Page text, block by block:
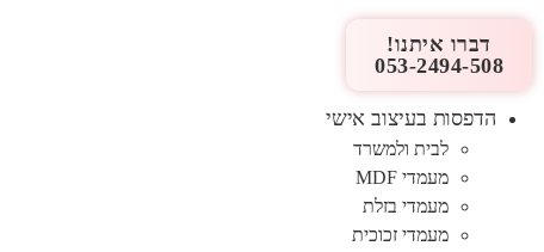
דברו איתנו!
053-2494-508
הדפסות בעיצוב אישי
לבית ולמשרד
מעמדי MDF
מעמדי בזלת
מעמדי זכוכית